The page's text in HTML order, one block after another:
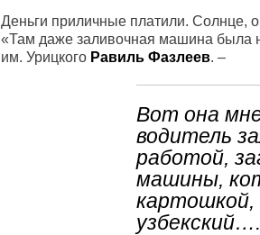
Деньги приличные платили. Солнце,
«Там даже заливочная машина была
им. Урицкого Равиль Фазлеев. –
Вот она
водитель
работой,
машины,
узбекский….